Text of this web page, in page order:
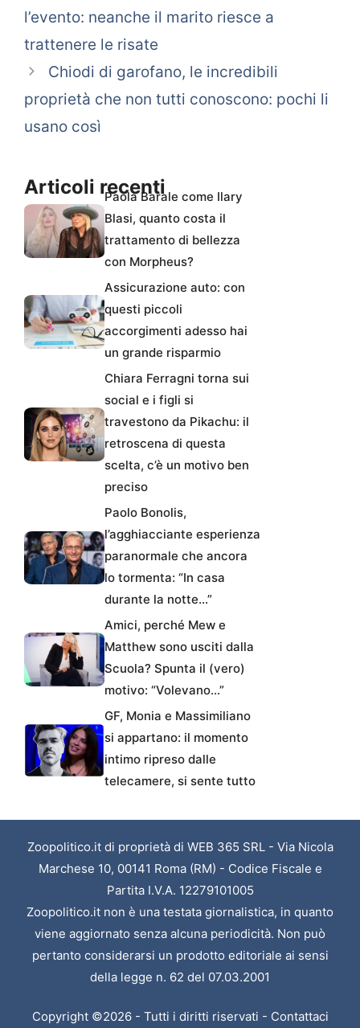
l’evento: neanche il marito riesce a
trattenere le risate
Chiodi di garofano, le incredibili
proprietà che non tutti conoscono: pochi li
usano così
Articoli recentiPaola Barale come Ilary
Blasi, quanto costa il
trattamento di bellezza
con Morpheus?
Assicurazione auto: con
questi piccoli
accorgimenti adesso hai
un grande risparmio
Chiara Ferragni torna sui
social e i figli si
travestono da Pikachu: il
retroscena di questa
scelta, c’è un motivo ben
preciso
Paolo Bonolis,
l’agghiacciante esperienza
paranormale che ancora
lo tormenta: “In casa
durante la notte…”
Amici, perché Mew e
Matthew sono usciti dalla
Scuola? Spunta il (vero)
motivo: “Volevano…”
GF, Monia e Massimiliano
si appartano: il momento
intimo ripreso dalle
telecamere, si sente tutto
Zoopolitico.it di proprietà di WEB 365 SRL - Via Nicola
Marchese 10, 00141 Roma (RM) - Codice Fiscale e
Partita I.V.A. 12279101005
Zoopolitico.it non è una testata giornalistica, in quanto
viene aggiornato senza alcuna periodicità. Non può
pertanto considerarsi un prodotto editoriale ai sensi
della legge n. 62 del 07.03.2001
Copyright ©2026 - Tutti i diritti riservati - Contattaci